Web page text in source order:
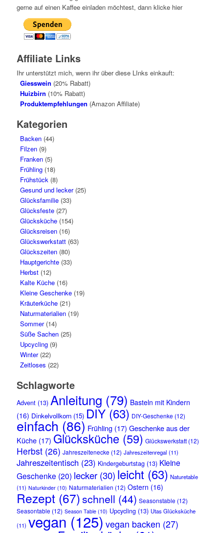
gerne auf einen Kaffee einladen möchtest, dann klicke hier
Affiliate Links
Ihr unterstützt mich, wenn ihr über diese LInks einkauft:
Giesswein (20% Rabatt)
Huizbirn (10% Rabatt)
Produktempfehlungen (Amazon Affiliate)
Kategorien
Backen(44)
Filzen(9)
Franken(5)
Frühling(18)
Frühstück (8)
Gesund und lecker(25)
Glücksfamilie(33)
Glücksfeste(27)
Glücksküche(154)
Glücksreisen(16)
Glückswerkstatt(63)
Glückszeiten(80)
Hauptgerichte(33)
Herbst(12)
Kalte Küche(16)
Kleine Geschenke(19)
Kräuterküche(21)
Naturmaterialien(19)
Sommer(14)
Süße Sachen(25)
Upcycling(9)
Winter(22)
Zeitloses (22)
Schlagworte
Advent(13) Anleitung (79) Basteln mit Kindern
(16) Dinkelvollkorn(15) DIY(63) DIY-Geschenke (12)
einfach (86) Frühling (17) Geschenke aus der
Küche(17) Glücksküche(59) Glückswerkstatt(12)
Herbst(26) Jahreszeitenecke (12) Jahreszeitenregal (11)
Jahreszeitentisch (23) Kindergeburtstag(13) Kleine
Geschenke (20) lecker(30) leicht(63) Naturetable
(11) Naturkinder(10) Naturmaterialien (12) Ostern (16)
Rezept(67)schnell (44) Seasonstable (12)
Seasontable (12) Season Table(10) Upcycling(13) Utas Glücksküche
(11) vegan (125) vegan backen (27)